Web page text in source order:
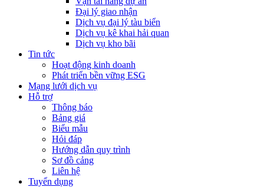
Đại lý giao nhận
Dịch vụ đại lý tàu biển
Dịch vụ kê khai hải quan
Dịch vụ kho bãi
Tin tức
Hoạt động kinh doanh
Phát triển bền vững ESG
Mạng lưới dịch vụ
Hỗ trợ
Thông báo
Bảng giá
Biểu mẫu
Hỏi đáp
Hướng dẫn quy trình
Sơ đồ cảng
Liên hệ
Tuyển dụng